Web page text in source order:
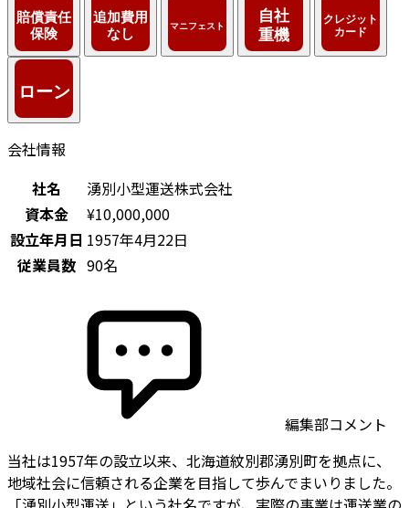
会社情報
社名
湧別小型運送株式会社
資本金
¥10,000,000
設立年月日 1957年4月22日
従業員数 90名
編集部コメント
当社は1957年の設立以来、北海道紋別郡湧別町を拠点に、
地域社会に信頼される企業を目指して歩んでまいりました。